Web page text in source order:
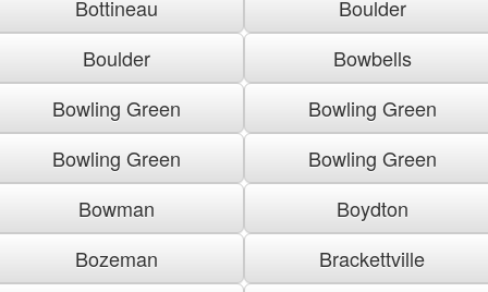
Bottineau
Boulder
Boulder
Bowbells
Bowling Green
Bowling Green
Bowling Green
Bowling Green
Bowman
Boydton
Bozeman
Brackettville